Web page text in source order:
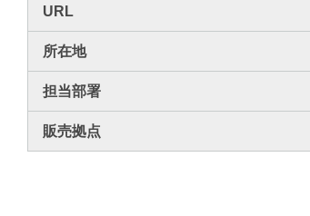
URL
所在地
担当部署
販売拠点